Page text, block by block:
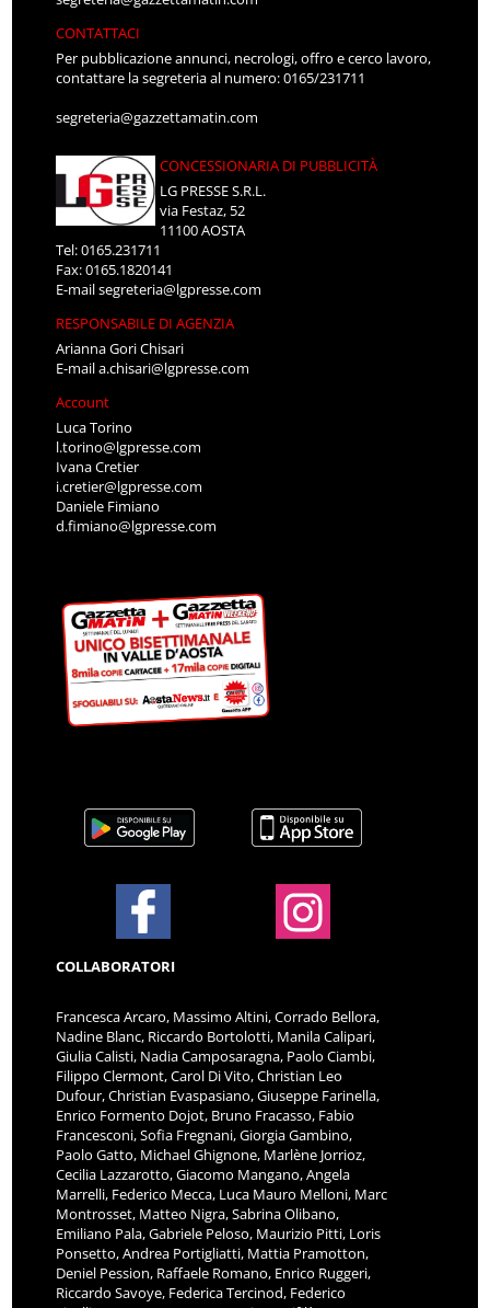
CONTATTACI
Per pubblicazione annunci, necrologi, offro e cerco lavoro,
contattare la segreteria al numero: 0165/231711
segreteria@gazzettamatin.com
CONCESSIONARIA DI PUBBLICITÀ
LG PRESSE S.R.L.
via Festaz, 52
11100 AOSTA
Tel: 0165.231711
Fax: 0165.1820141
E-mailsegreteria@lgpresse.com
RESPONSABILE DI AGENZIA
Arianna Gori Chisari
E-maila.chisari@lgpresse.com
Account
Luca Torino
l.torino@lgpresse.com
Ivana Cretier
i.cretier@lgpresse.com
Daniele Fimiano
d.fimiano@lgpresse.com
COLLABORATORI
Francesca Arcaro, Massimo Altini, Corrado Bellora,
Nadine Blanc, Riccardo Bortolotti, Manila Calipari,
Giulia Calisti, Nadia Camposaragna, Paolo Ciambi,
Filippo Clermont, Carol Di Vito, Christian Leo
Dufour, Christian Evaspasiano, Giuseppe Farinella,
Enrico Formento Dojot, Bruno Fracasso, Fabio
Francesconi, Sofia Fregnani, Giorgia Gambino,
Paolo Gatto, Michael Ghignone, Marlène Jorrioz,
Cecilia Lazzarotto, Giacomo Mangano, Angela
Marrelli, Federico Mecca, Luca Mauro Melloni, Marc
Montrosset, Matteo Nigra, Sabrina Olibano,
Emiliano Pala, Gabriele Peloso, Maurizio Pitti, Loris
Ponsetto, Andrea Portigliatti, Mattia Pramotton,
Deniel Pession, Raffaele Romano, Enrico Ruggeri,
Riccardo Savoye, Federica Tercinod, Federico